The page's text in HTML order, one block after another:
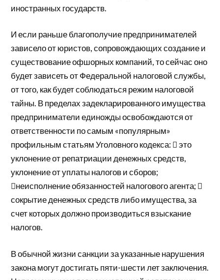
иностранных государств.
И если раньше благополучие предпринимателей
зависело от юристов, сопровождающих создание и
существование офшорных компаний, то сейчас оно
будет зависеть от Федеральной налоговой службы,
от того, как будет соблюдаться режим налоговой
тайны. В пределах задекларированного имущества
предприниматели единожды освобождаются от
ответственности по самым «популярным»
профильным статьям Уголовного кодекса:  это
уклонение от репатриации денежных средств,
уклонение от уплаты налогов и сборов;
неисполнение обязанностей налогового агента; 
сокрытие денежных средств либо имущества, за
счет которых должно производиться взыскание
налогов.
В обычной жизни санкции за указанные нарушения
закона могут достигать пяти-шести лет заключения.